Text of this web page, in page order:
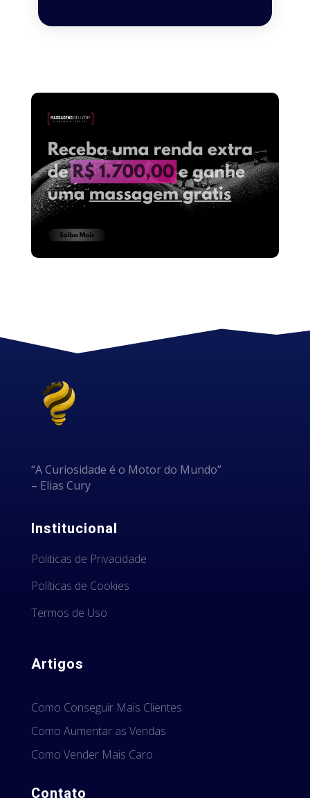
“A Curiosidade é o Motor do Mundo”
– Elias Cury
Institucional
Politicas de Privacidade
Políticas de Cookies
Termos de Uso
Artigos
Como Conseguir Mais Clientes
Como Aumentar as Vendas
Como Vender Mais Caro
Contato